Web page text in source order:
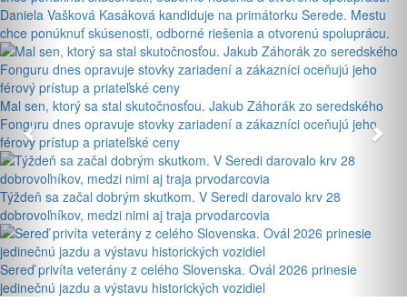
Daniela Vašková Kasáková kandiduje na primátorku Serede. Mestu
chce ponúknuť skúsenosti, odborné riešenia a otvorenú spoluprácu.
Mal sen, ktorý sa stal skutočnosťou. Jakub Záhorák zo seredského
Fonguru dnes opravuje stovky zariadení a zákazníci oceňujú jeho
férový prístup a priateľské ceny
Týždeň sa začal dobrým skutkom. V Seredi darovalo krv 28
dobrovoľníkov, medzi nimi aj traja prvodarcovia
Sereď privíta veterány z celého Slovenska. Ovál 2026 prinesie
jedinečnú jazdu a výstavu historických vozidiel